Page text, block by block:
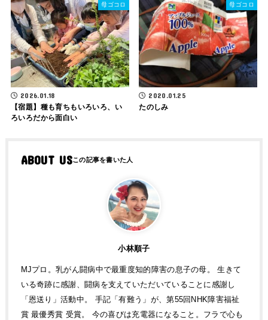
母ゴコロ
2026.01.18
【宿題】種も育ちもいろいろ、い
ろいろだから面白い
母ゴコロ
2020.01.25
たのしみ
ABOUT US
小林順子
MJプロ。乳がん闘病中で最重度知的障害の息子の母。 生きて
いる奇跡に感謝、闘病を支えていただいていることに感謝し
「恩送り」活動中。 手記「有難う」が、第55回NHK障害福祉
賞 最優秀賞 受賞。 今の喜びは充電器になること。フラで心も